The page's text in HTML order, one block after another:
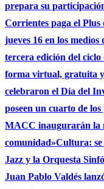
prepara su
Corrientes paga el Plus
jueves 16 en los medios
tercera edición del
forma virtual, gratuita
celebraron el Día del
poseen un cuarto de
MACC inaugurarán la
comunidad»Cultura: se
Jazz y la Orquesta
Juan Pablo Valdés